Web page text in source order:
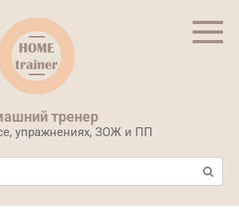
тренер
упражнениях, ЗОЖ и ПП